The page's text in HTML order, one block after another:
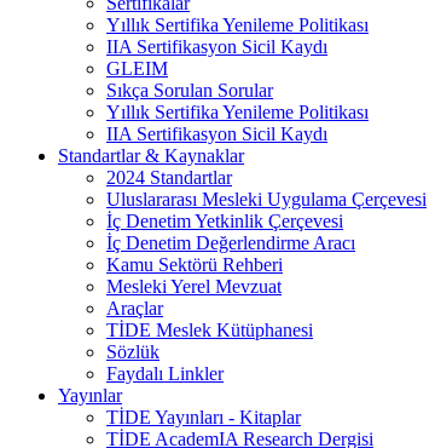
Yıllık Sertifika Yenileme Politikası
IIA Sertifikasyon Sicil Kaydı
GLEIM
Sıkça Sorulan Sorular
Yıllık Sertifika Yenileme Politikası
IIA Sertifikasyon Sicil Kaydı
Standartlar & Kaynaklar
2024 Standartlar
Uluslararası Mesleki Uygulama Çerçevesi
İç Denetim Yetkinlik Çerçevesi
İç Denetim Değerlendirme Aracı
Kamu Sektörü Rehberi
Mesleki Yerel Mevzuat
Araçlar
TİDE Meslek Kütüphanesi
Sözlük
Faydalı Linkler
Yayınlar
TİDE Yayınları - Kitaplar
TİDE AcademIA Research Dergisi